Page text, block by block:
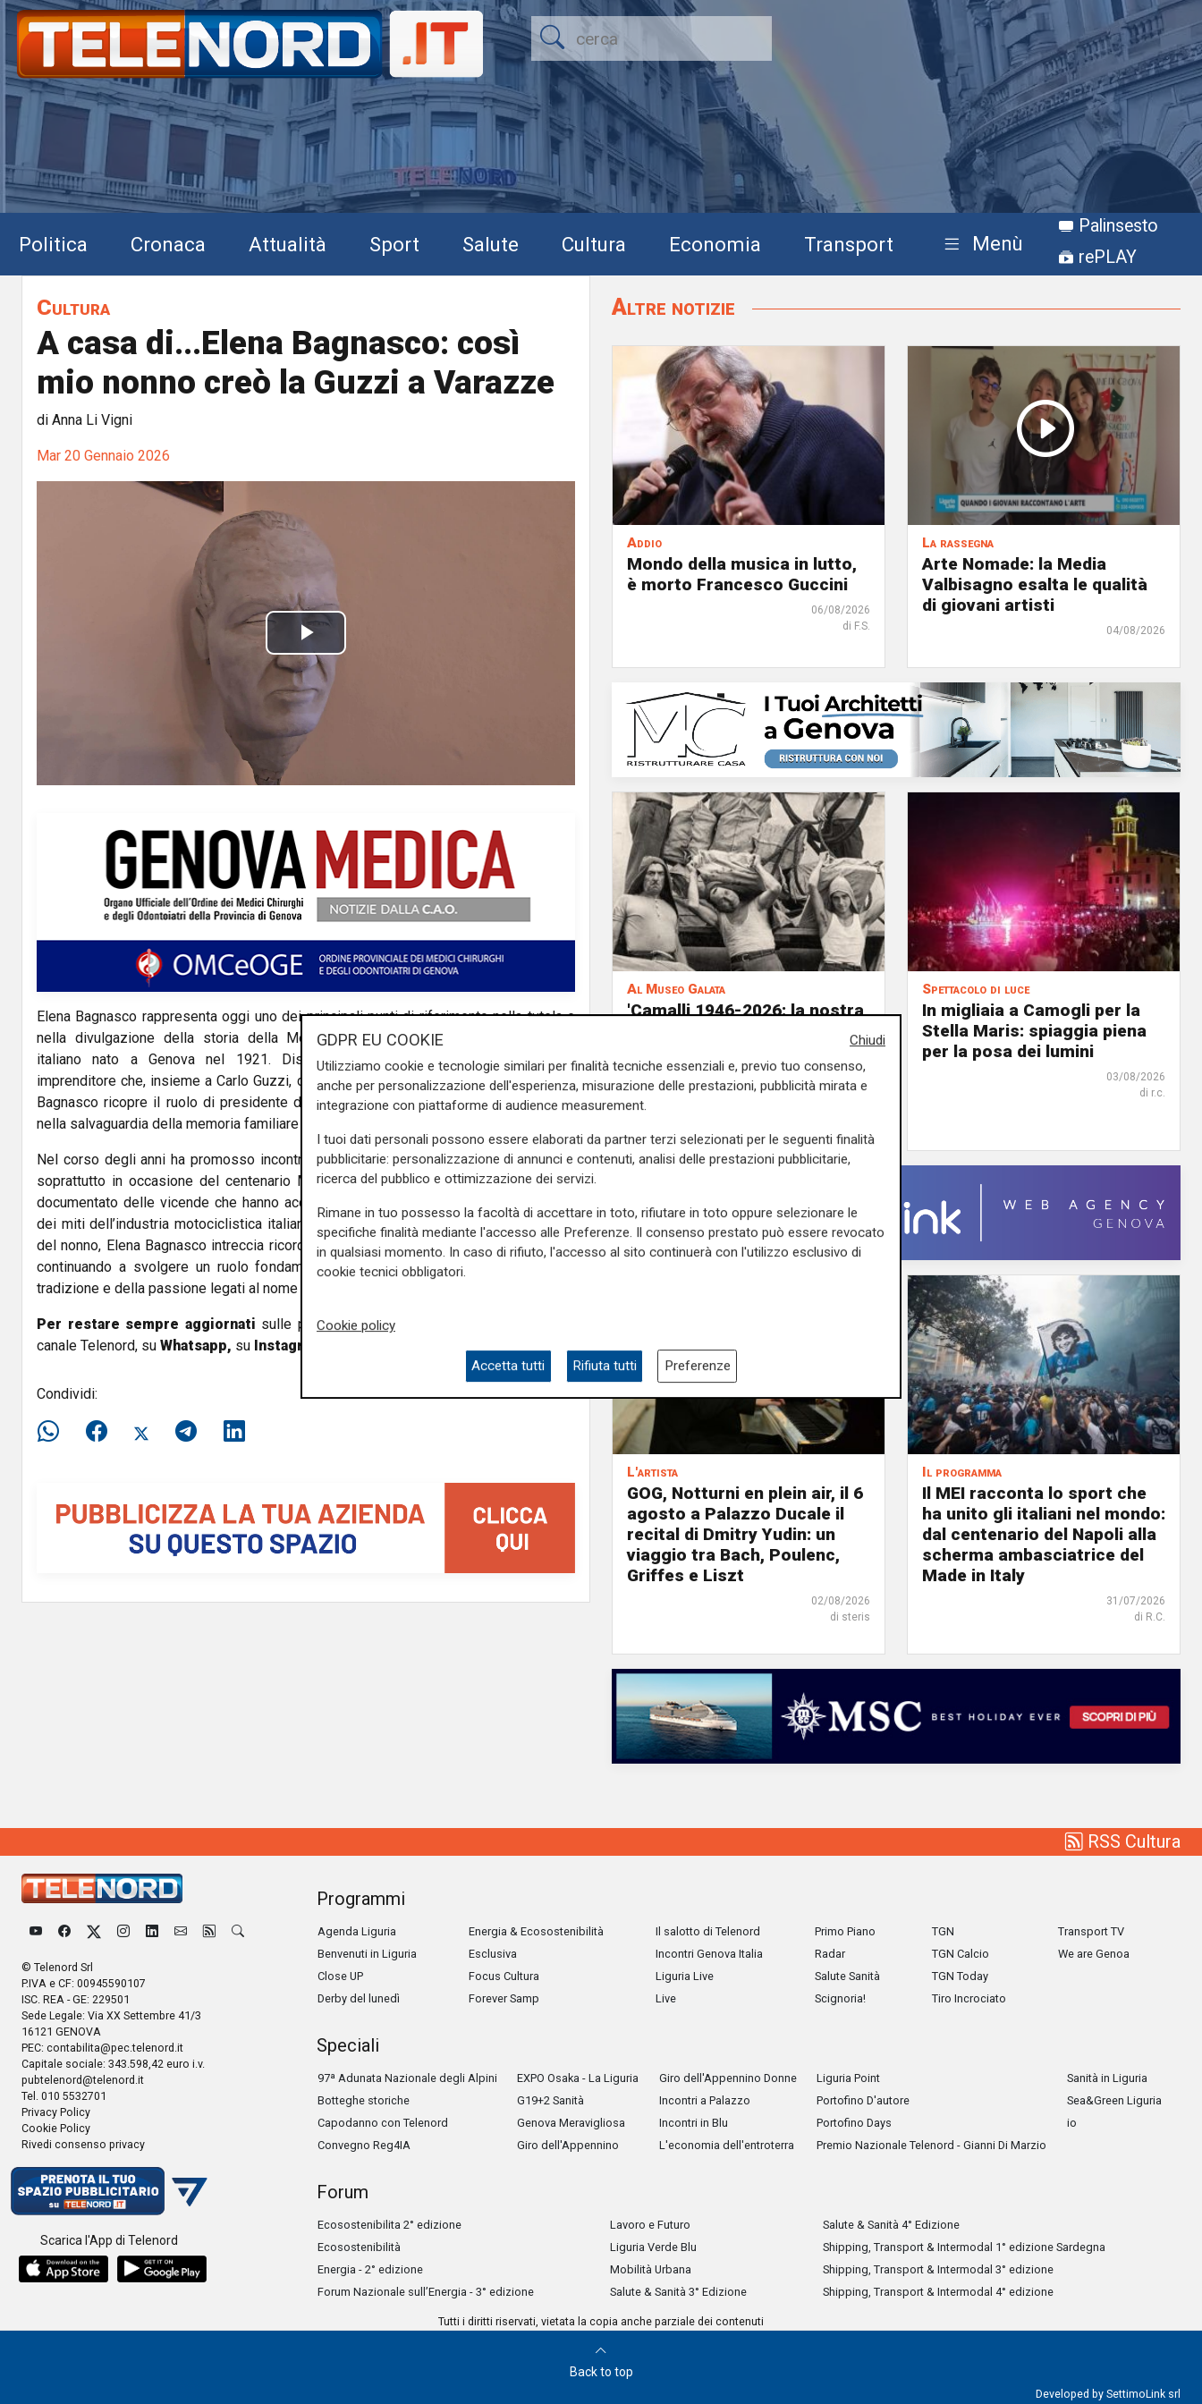
Politica Cronaca Attualità Sport Salute Cultura Economia Transport Menù
Palinsesto
rePLAY
Cultura
A casa di...Elena Bagnasco: così
mio nonno creò la Guzzi a Varazze
di Anna Li Vigni
Mar 20 Gennaio 2026
P
l
a
d
e
o
Elena Bagnasco rappresenta oggi uno dei principali punti di riferimento nella tutela e
nella divulgazione della storia della Moto Guzzi, storico marchio motociclistico
italiano nato a Genova nel 1921. Discendente di Giorgio Parodi, aviatore e
imprenditore che, insieme a Carlo Guzzi, diede vita al celebre brand dell’Aquila, Elena
Bagnasco ricopre il ruolo di presidente dell’Associazione Giorgio Parodi, impegnata
nella salvaguardia della memoria familiare e delle origini liguri dell’azienda.
Nel corso degli anni ha promosso incontri pubblici, pubblicazioni e progetti culturali,
soprattutto in occasione del centenario Moto Guzzi, offrendo un racconto intimo e
documentato delle vicende che hanno accompagnato la nascita e lo sviluppo di uno
dei miti dell’industria motociclistica italiana. Autrice di un volume dedicato alla figura
del nonno, Elena Bagnasco intreccia ricordi privati e storia industriale del Novecento,
continuando a svolgere un ruolo fondamentale nella trasmissione dei valori, della
tradizione e della passione legati al nome Moto Guzzi, in Italia e all’estero.
Per restare sempre aggiornati sulle principali notizie sulla Liguria seguiteci sul
canale Telenord, su Whatsapp, su Instagram Facebook
Condividi:
Altre notizie
Addio
Mondo della musica in lutto,
è morto Francesco Guccini
06/08/2026
di F.S.
La rassegna
Arte Nomade: la Media
Valbisagno esalta le qualità
di giovani artisti
04/08/2026
Al Museo Galata
'Camalli 1946-2026: la nostra
anni della CULMV
Spettacolo di luce
In migliaia a Camogli per la
Stella Maris: spiaggia piena
per la posa dei lumini
03/08/2026
di r.c.
L'artista
GOG, Notturni en plein air, il 6
agosto a Palazzo Ducale il
recital di Dmitry Yudin: un
viaggio tra Bach, Poulenc,
Griffes e Liszt
02/08/2026
di steris
Il programma
Il MEI racconta lo sport che
ha unito gli italiani nel mondo:
dal centenario del Napoli alla
scherma ambasciatrice del
Made in Italy
31/07/2026
di R.C.
RSS Cultura
© Telenord Srl
P.IVA e CF: 00945590107
ISC. REA - GE: 229501
Sede Legale: Via XX Settembre 41/3
16121 GENOVA
PEC: contabilita@pec.telenord.it
Capitale sociale: 343.598,42 euro i.v.
pubtelenord@telenord.it
Tel. 010 5532701
Privacy Policy
Cookie Policy
Rivedi consenso privacy
Scarica l'App di Telenord
Programmi
Agenda Liguria
Benvenuti in Liguria
Close UP
Derby del lunedì
Energia & Ecosostenibilità
Esclusiva
Focus Cultura
Forever Samp
Il salotto di Telenord
Incontri Genova Italia
Liguria Live
Live
Primo Piano
Radar
Salute Sanità
Scignoria!
TGN
TGN Calcio
TGN Today
Tiro Incrociato
Transport TV
We are Genoa
Speciali
97ª Adunata Nazionale degli Alpini
Botteghe storiche
Capodanno con Telenord
Convegno Reg4IA
EXPO Osaka - La Liguria
G19+2 Sanità
Genova Meravigliosa
Giro dell'Appennino
Giro dell'Appennino Donne
Incontri a Palazzo
Incontri in Blu
L'economia dell'entroterra
Liguria Point
Portofino D'autore
Portofino Days
Premio Nazionale Telenord - Gianni Di Marzio
Sanità in Liguria
Sea&Green Liguria
io
Forum
Ecosostenibilita 2° edizione
Ecosostenibilità
Energia - 2° edizione
Forum Nazionale sull’Energia - 3° edizione
Lavoro e Futuro
Liguria Verde Blu
Mobilità Urbana
Salute & Sanità 3° Edizione
Salute & Sanità 4° Edizione
Shipping, Transport & Intermodal 1° edizione Sardegna
Shipping, Transport & Intermodal 3° edizione
Shipping, Transport & Intermodal 4° edizione
Tutti i diritti riservati, vietata la copia anche parziale dei contenuti
Back to top
Developed by SettimoLink srl
Chiudi
GDPR EU COOKIE
Utilizziamo cookie e tecnologie similari per finalità tecniche essenziali e, previo tuo consenso,
anche per personalizzazione dell'esperienza, misurazione delle prestazioni, pubblicità mirata e
integrazione con piattaforme di audience measurement.
I tuoi dati personali possono essere elaborati da partner terzi selezionati per le seguenti finalità
pubblicitarie: personalizzazione di annunci e contenuti, analisi delle prestazioni pubblicitarie,
ricerca del pubblico e ottimizzazione dei servizi.
Rimane in tuo possesso la facoltà di accettare in toto, rifiutare in toto oppure selezionare le
specifiche finalità mediante l'accesso alle Preferenze. Il consenso prestato può essere revocato
in qualsiasi momento. In caso di rifiuto, l'accesso al sito continuerà con l'utilizzo esclusivo di
cookie tecnici obbligatori.
Cookie policy
Accetta tutti Rifiuta tutti Preferenze